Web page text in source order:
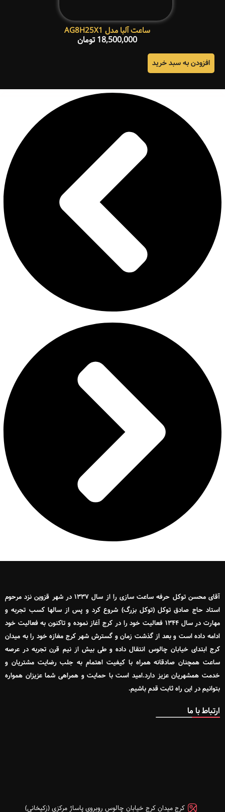
ساعت آلبا مدل AG8H25X1
18,500,000 تومان
افزودن به سبد خرید
آقای محسن توکل حرفه ساعت سازی را از سال ۱۳۳۷ در شهر قزوین نزد مرحوم
استاد حاج صادق توکل (توکل بزرگ) شروع کرد و پس از سالها کسب تجربه و
مهارت در سال ۱۳۴۴ فعالیت خود را در کرج آغاز نموده و تاکنون به فعالیت خود
ادامه داده است و بعد از گذشت زمان و گسترش شهر کرج مغازه خود را به میدان
کرج ابتدای خیابان چالوس انتقال داده و طی بیش از نیم قرن تجربه در عرصه
ساعت همچنان صادقانه همراه با کیفیت اهتمام به جلب رضایت مشتریان و
خدمت همشهریان عزیز دارد.امید است با حمایت و همراهی شما عزیزان همواره
بتوانیم در این راه ثابت قدم باشیم.
ارتباط با ما
کرج میدان کرج خیابان چالوس روبروی پاساژ مرکزی (زکیخانی)